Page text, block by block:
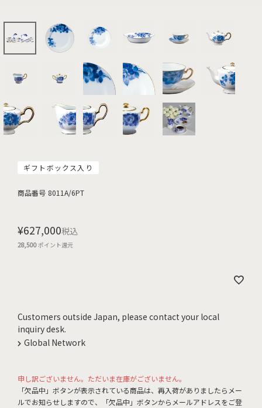
ギフトボックス入り
商品番号 8011A/6PT
¥627,000税込
28,500ポイント還元
Customers outside Japan, please contact your local
inquiry desk.
Global Network
申し訳ございません。ただいま在庫がございません。
「欠品中」ボタンが表示されている商品は、再入荷がありましたらメー
ルでお知らせしますので、「欠品中」ボタンからメールアドレスをご登